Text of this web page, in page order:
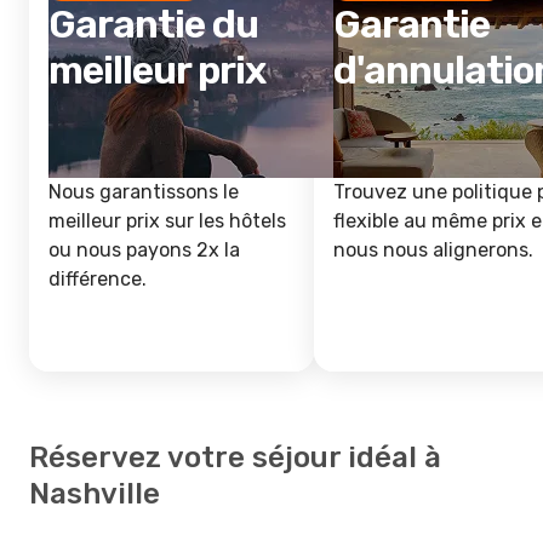
Garantie du
meilleur prix
Nous garantissons le
meilleur prix sur les hôtels
ou nous payons 2x la
différence.
Garantie
Trouvez une politique
flexible au même prix
nous nous alignerons.
Réservez votre séjour idéal à
Nashville